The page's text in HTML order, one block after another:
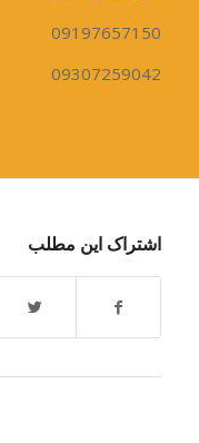
09197657150
09307259042
اشتراک این مطلب